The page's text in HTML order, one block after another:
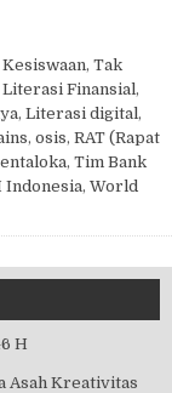
Kesiswaan, Tak
Finansial,
, Literasi digital ,
, osis, RAT (Rapat
, Tim Bank
Indonesia, World
H
Asah Kreativitas